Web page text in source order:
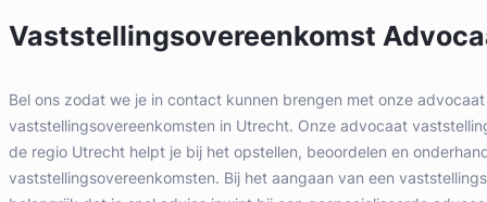
Vaststellingsovereenkomst
Bel ons zodat we je in contact kunnen brengen met onze
vaststellingsovereenkomsten in Utrecht. Onze advocaat
de regio Utrecht helpt je bij het opstellen, beoordelen en
vaststellingsovereenkomsten. Bij het aangaan van een